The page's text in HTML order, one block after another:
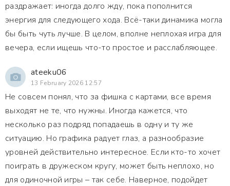
раздражает: иногда долго жду, пока пополнится
энергия для следующего хода. Всё-таки динамика могла
бы быть чуть лучше. В целом, вполне неплохая игра для
вечера, если ищешь что-то простое и расслабляющее.
ateeku06
13 February 2026 12:57
Не совсем понял, что за фишка с картами, все время
выходят не те, что нужны. Иногда кажется, что
несколько раз подряд попадаешь в одну и ту же
ситуацию. Но графика радует глаз, а разнообразие
уровней действительно интересное. Если кто-то хочет
поиграть в дружеском кругу, может быть неплохо, но
для одиночной игры – так себе. Наверное, подойдет